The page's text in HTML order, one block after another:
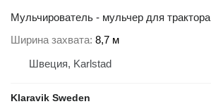
Мульчирователь - мульчер для трактора
Ширина захвата 8,7 м
Швеция, Karlstad
Klaravik Sweden